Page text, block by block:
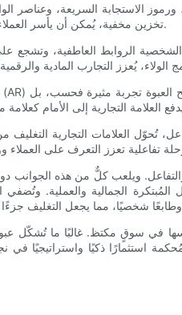
الاستجابة السريعة، وعناصر
تخزين مخفية، يُمكن أن يأسر العملاء ويُخلّد ذكريات لا تُنسى.
الروابط العاطفية، وتشجع
تُحوّل العلامات التجارية التغليف
والتفاعل. ويلعب كلٌّ من هذه الجوانب
المُبتكرة الجمالية والعملية.
في سوقٍ مكتظ. غالبًا ما تُشكّل عبوة
استثمارًا ذكيًا واستراتيجيًا في